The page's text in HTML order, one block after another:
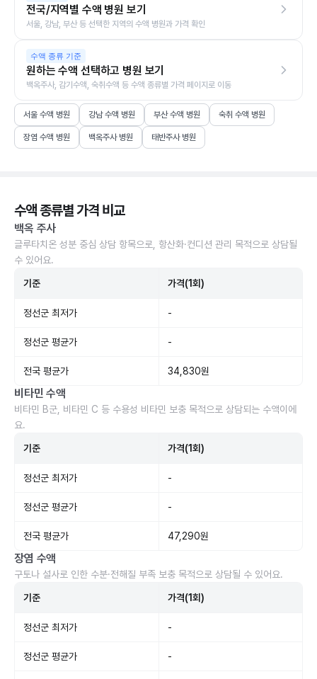
전국/지역별 수액 병원 보기
서울, 강남, 부산 등 선택한 지역의 수액 병원과 가격 확인
수액 종류 기준
원하는 수액 선택하고 병원 보기
백옥주사, 감기수액, 숙취수액 등 수액 종류별 가격 페이지로 이동
서울 수액 병원 강남 수액 병원 부산 수액 병원 숙취 수액 병원
장염 수액 병원 백옥주사 병원 태반주사 병원
수액 종류별 가격 비교
백옥 주사
글루타치온 성분 중심 상담 항목으로, 항산화·컨디션 관리 목적으로 상담될
수 있어요.
기준 가격(1회)
정선군 최저가 -
정선군 평균가 -
전국 평균가 34,830원
비타민 수액
비타민 B군, 비타민 C 등 수용성 비타민 보충 목적으로 상담되는 수액이에
요.
기준 가격(1회)
정선군 최저가 -
정선군 평균가 -
전국 평균가 47,290원
장염 수액
구토나 설사로 인한 수분·전해질 부족 보충 목적으로 상담될 수 있어요.
기준 가격(1회)
정선군 최저가 -
정선군 평균가 -